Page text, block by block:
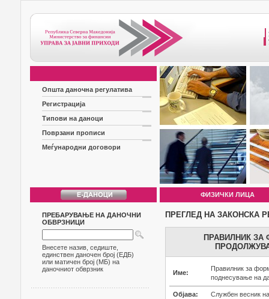
Општа даночна регулатива
Регистрација
Типови на даноци
Поврзани прописи
Меѓународни договори
ФИЗИЧКИ ЛИЦА
ПРЕБАРУВАЊЕ НА ДАНОЧНИ
ОБВРЗНИЦИ
Внесете назив, седиште,
единствен даночен број (ЕДБ)
или матичен број (МБ) на
даночниот обврзник
ПРЕГЛЕД НА ЗАКОНСКА
ПРАВИЛНИК
Име:
Правилник за
поднесување на
Објава: Службен весник